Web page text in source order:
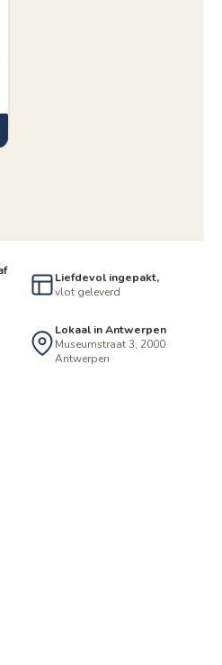
Liefdevol ingepakt,
vlot geleverd
Lokaal in Antwerpen
Museumstraat 3, 2000
Antwerpen